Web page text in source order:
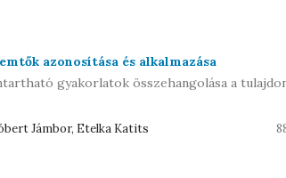
azonosítása és alkalmazása
gyakorlatok összehangolása a
Jámbor, Etelka Katits